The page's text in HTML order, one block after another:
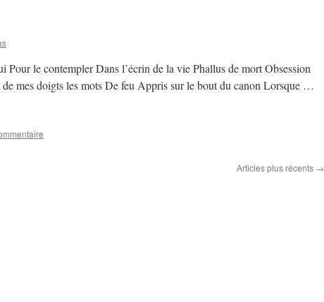
Pour le contempler Dans l’écrin de la vie Phallus de mort Obsession
mes doigts les mots De feu Appris sur le bout du canon Lorsque …
Articles plus récents →